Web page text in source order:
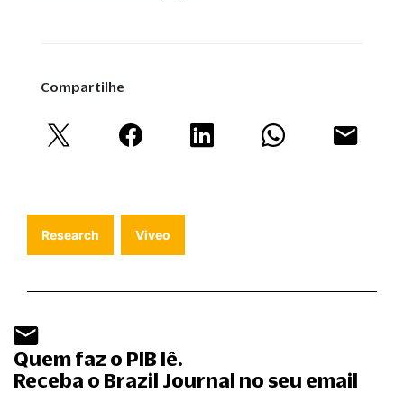
Compartilhe
Research Viveo
Quem faz o PIB lê.
Receba o Brazil Journal no seu email